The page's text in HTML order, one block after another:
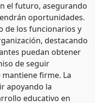
el futuro, asegurando
oportunidades.
de los funcionarios y
destacando
puedan obtener
de seguir
firme. La
apoyando la
educativo en